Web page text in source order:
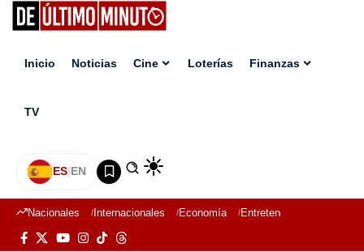
Inicio Noticias Cine Loterías Finanzas
TV
ES|EN
Nacionales Internacionales Economía Entretenimiento